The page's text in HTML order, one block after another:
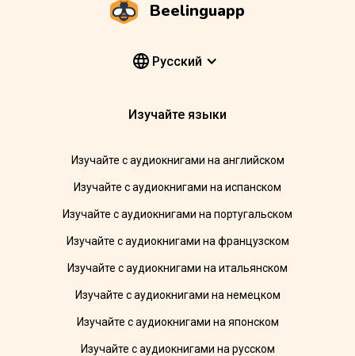
Beelinguapp
Pусский
Изучайте языки
Изучайте с аудиокнигами на английском
Изучайте с аудиокнигами на испанском
Изучайте с аудиокнигами на португальском
Изучайте с аудиокнигами на французском
Изучайте с аудиокнигами на итальянском
Изучайте с аудиокнигами на немецком
Изучайте с аудиокнигами на японском
Изучайте с аудиокнигами на русском